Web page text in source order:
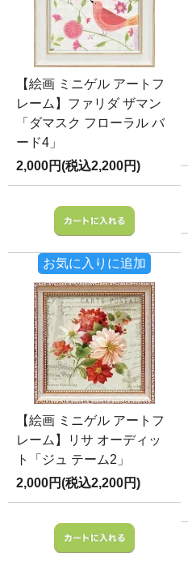
【絵画 ミニゲル アートフ
レーム】ファリダ ザマン
「ダマスク フローラル バ
ード4」
2,000円(税込2,200円)
お気に入りに追加
【絵画 ミニゲル アートフ
レーム】リサ オーディッ
ト「ジュ テーム2」
2,000円(税込2,200円)